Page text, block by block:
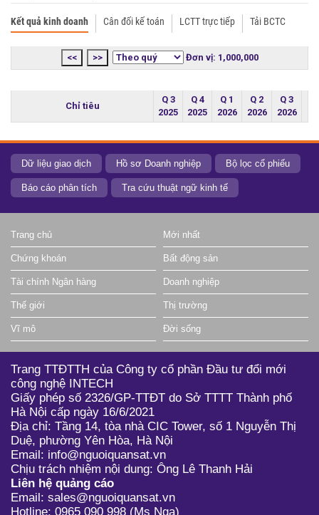
Kết quả kinh doanh Cân đối kế toán LCTT trực tiếp Tải BCTC
<< >> Đơn vị: 1,000,000
Chỉ tiêu
Q 3
2025
Q 4
2025
Q 1
2026
Q 2
2026
Q 3
2026
Dữ liệu giao dịch Hồ sơ Doanh nghiệp Bộ lọc cổ phiếu
Báo cáo phân tích Tra cứu thuật ngữ kinh tế
Trang chủ Mới nhất
Chứng khoán Bất động sản
Tài chính Ngân hàng Doanh nghiệp
Thế giới Thị trường
Vĩ mô Đời sống
Trang TTĐTTH của Công ty cổ phần Đầu tư đổi mới
công nghệ INTECH
Giấy phép số 2326/GP-TTĐT do Sở TTTT Thành phố
Hà Nội cấp ngày 16/6/2021
Địa chỉ: Tầng 14, tòa nhà CIC Tower, số 1 Nguyễn Thị
Duệ, phường Yên Hòa, Hà Nội
Email: info@nguoiquansat.vn
Chịu trách nhiệm nội dung: Ông Lê Thanh Hải
Liên hệ quảng cáo
Email: sales@nguoiquansat.vn
Hotline: 0965 090 998 (Ms Nga)